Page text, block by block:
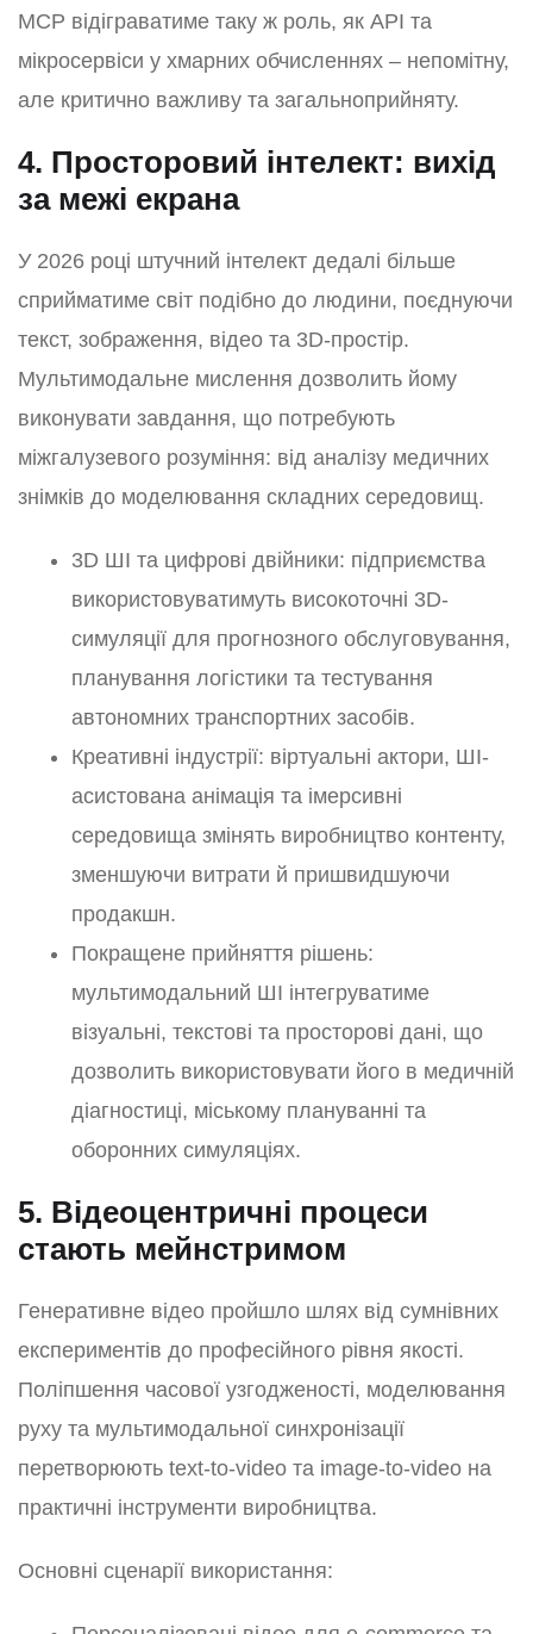
MCP відіграватиме таку ж роль, як API та
мікросервіси у хмарних обчисленнях – непомітну,
але критично важливу та загальноприйняту.
4. Просторовий інтелект: вихід
за межі екрана
У 2026 році штучний інтелект дедалі більше
сприйматиме світ подібно до людини, поєднуючи
текст, зображення, відео та 3D-простір.
Мультимодальне мислення дозволить йому
виконувати завдання, що потребують
міжгалузевого розуміння: від аналізу медичних
знімків до моделювання складних середовищ.
3D ШІ та цифрові двійники: підприємства
використовуватимуть високоточні 3D-
симуляції для прогнозного обслуговування,
планування логістики та тестування
автономних транспортних засобів.
Креативні індустрії: віртуальні актори, ШІ-
асистована анімація та імерсивні
середовища змінять виробництво контенту,
зменшуючи витрати й пришвидшуючи
продакшн.
Покращене прийняття рішень:
мультимодальний ШІ інтегруватиме
візуальні, текстові та просторові дані, що
дозволить використовувати його в медичній
діагностиці, міському плануванні та
оборонних симуляціях.
5. Відеоцентричні процеси
стають мейнстримом
Генеративне відео пройшло шлях від сумнівних
експериментів до професійного рівня якості.
Поліпшення часової узгодженості, моделювання
руху та мультимодальної синхронізації
перетворюють text-to-video та image-to-video на
практичні інструменти виробництва.
Основні сценарії використання: